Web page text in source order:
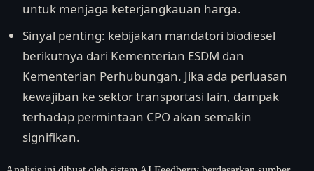
untuk menjaga keterjangkauan harga.
Sinyal penting: kebijakan mandatori biodiesel
berikutnya dari Kementerian ESDM dan
Kementerian Perhubungan. Jika ada perluasan
kewajiban ke sektor transportasi lain, dampak
terhadap permintaan CPO akan semakin
signifikan.